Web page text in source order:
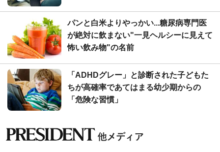
パンと白米よりやっかい...糖尿病専門医
が絶対に飲まない"一見ヘルシーに見えて
怖い飲み物"の名前
「ADHDグレー」と診断された子どもた
ちが高確率であてはまる幼少期からの
「危険な習慣」